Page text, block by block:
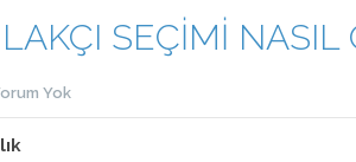
SEÇİMİ NASIL
Yok